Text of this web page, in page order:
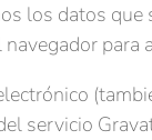
los datos
para
servicio